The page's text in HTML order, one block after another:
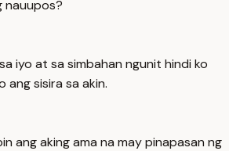
nauupos?
iyo at sa simbahan ngunit hindi ko
ang sisira sa akin.
ang aking ama na may pinapasan ng